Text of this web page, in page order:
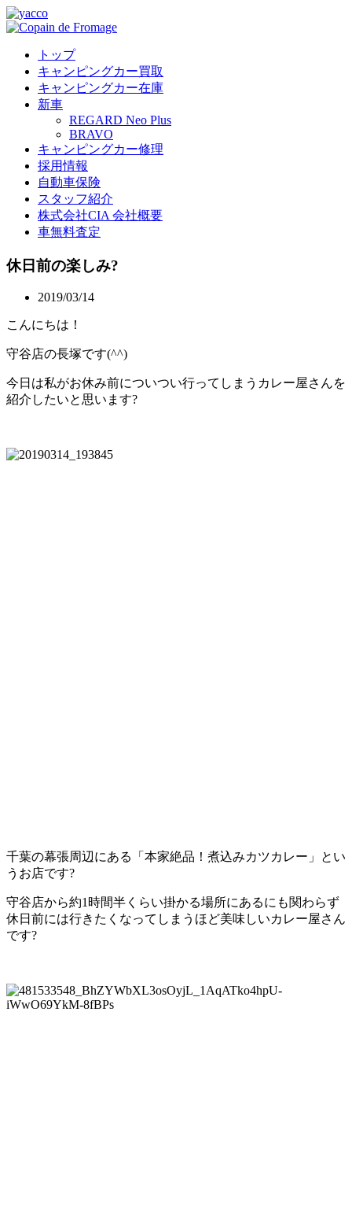
トップ
キャンピングカー買取
キャンピングカー在庫
新車
REGARD Neo Plus
BRAVO
キャンピングカー修理
採用情報
自動車保険
スタッフ紹介
株式会社CIA 会社概要
車無料査定
休日前の楽しみ?
2019/03/14
こんにちは！
守谷店の長塚です(^^)
今日は私がお休み前についつい行ってしまうカレー屋さんを
紹介したいと思います?
千葉の幕張周辺にある「本家絶品！煮込みカツカレー」とい
うお店です?
守谷店から約1時間半くらい掛かる場所にあるにも関わらず
休日前には行きたくなってしまうほど美味しいカレー屋さん
です?